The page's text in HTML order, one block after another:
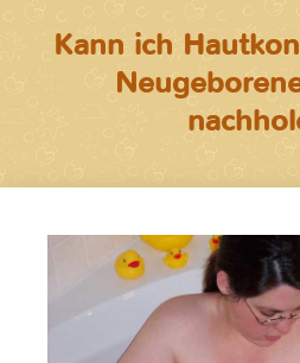
Kann ich